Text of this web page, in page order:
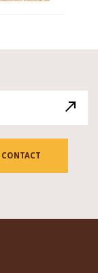
CONTACT